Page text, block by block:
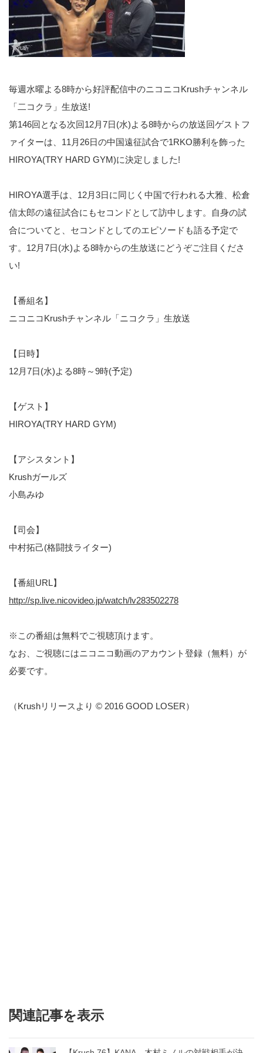
毎週水曜よる8時から好評配信中のニコニコKrushチャンネル
「二コクラ」生放送!
第146回となる次回12月7日(水)よる8時からの放送回ゲストフ
ァイターは、11月26日の中国遠征試合で1RKO勝利を飾った
HIROYA(TRY HARD GYM)に決定しました!
HIROYA選手は、12月3日に同じく中国で行われる大雅、松倉
信太郎の遠征試合にもセコンドとして訪中します。自身の試
合についてと、セコンドとしてのエピソードも語る予定で
す。12月7日(水)よる8時からの生放送にどうぞご注目くださ
い!
【番組名】
ニコニコKrushチャンネル「ニコクラ」生放送
【日時】
12月7日(水)よる8時～9時(予定)
【ゲスト】
HIROYA(TRY HARD GYM)
【アシスタント】
Krushガールズ
小島みゆ
【司会】
中村拓己(格闘技ライター)
【番組URL】
http://sp.live.nicovideo.jp/watch/lv283502278
※この番組は無料でご視聴頂けます。
なお、ご視聴にはニコニコ動画のアカウント登録（無料）が
必要です。
（Krushリリースより © 2016 GOOD LOSER）
関連記事を表示